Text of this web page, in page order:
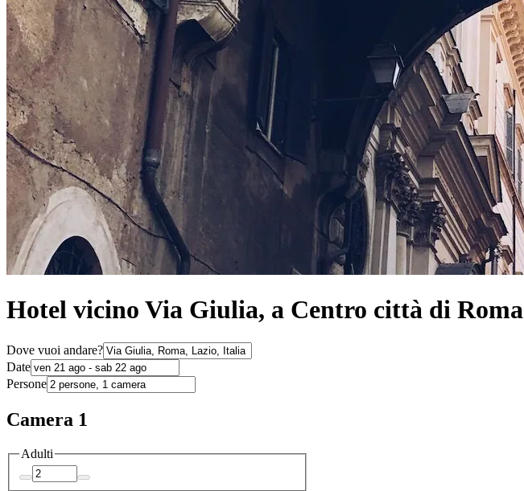
Hotel vicino Via Giulia, a Centro città di Roma
Dove vuoi andare?
Date
Persone
Camera 1
Adulti